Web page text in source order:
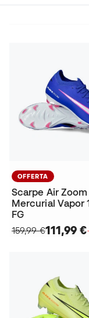
OFFERTA
Scarpe Air Zoom
Mercurial Vapor
FG
159,99 €111,99 €